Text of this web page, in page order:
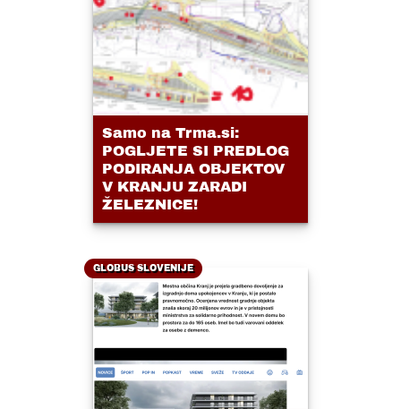
Samo na Trma.si:
POGLJETE SI PREDLOG
PODIRANJA OBJEKTOV
V KRANJU ZARADI
ŽELEZNICE!
GLOBUS SLOVENIJE